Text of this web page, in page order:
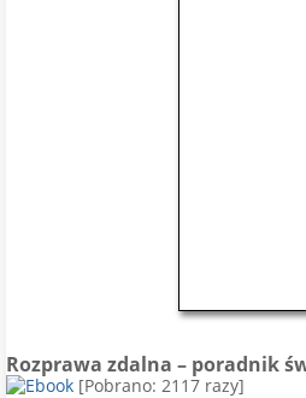
Rozprawa zdalna – poradnik
[Pobrano: 2117 razy]